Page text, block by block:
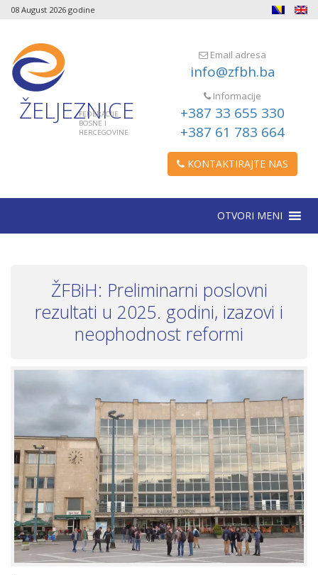
08 August 2026 godine
ŽELJEZNICE
FEDERACIJE
BOSNE I
HERCEGOVINE
Email adresa
info@zfbh.ba
Informacije
+387 33 655 330
+387 61 783 664
KONTAKTIRAJTE NAS
OTVORI MENI
ŽFBiH: Preliminarni poslovni
rezultati u 2025. godini, izazovi i
neophodnost reformi